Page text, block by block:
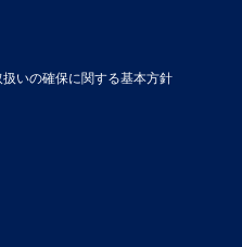
いの確保に関する基本方針